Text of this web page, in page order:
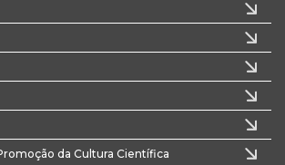
da Cultura Científica